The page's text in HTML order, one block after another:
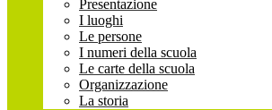
Presentazione
I luoghi
Le persone
I numeri della scuola
Le carte della scuola
Organizzazione
La storia